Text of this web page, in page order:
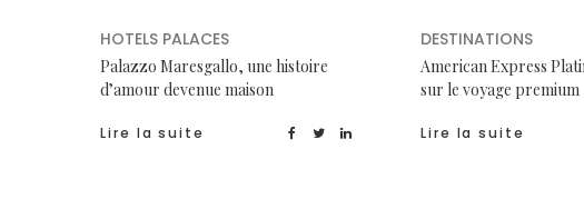
HOTELS PALACES
Palazzo Maresgallo, une histoire
d’amour devenue maison
Lire la suite
DESTINATIONS
American Express
sur le voyage premium
Lire la suite